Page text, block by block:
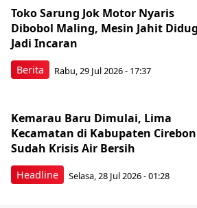
Berita
Toko Sarung Jok Motor Nyaris
Dibobol Maling, Mesin Jahit
Jadi Incaran
Rabu, 29 Jul 2026 - 17:37
Headline
Kemarau Baru Dimulai, Lima
Kecamatan di Kabupaten Cirebon
Sudah Krisis Air Bersih
Selasa, 28 Jul 2026 - 01:28